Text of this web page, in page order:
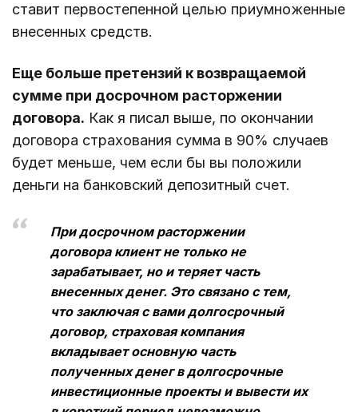
ставит первостепенной целью приумноженные
внесенных средств.
Еще больше претензий к возвращаемой
сумме при досрочном расторжении
договора. Как я писал выше, по окончании
договора страхования сумма в 90% случаев
будет меньше, чем если бы вы положили
деньги на банковский депозитный счет.
При досрочном расторжении
договора клиент не только не
зарабатывает, но и теряет часть
внесенных денег. Это связано с тем,
что заключая с вами долгосрочный
договор, страховая компания
вкладывает основную часть
полученных денег в долгосрочные
инвестиционные проекты и вывести их